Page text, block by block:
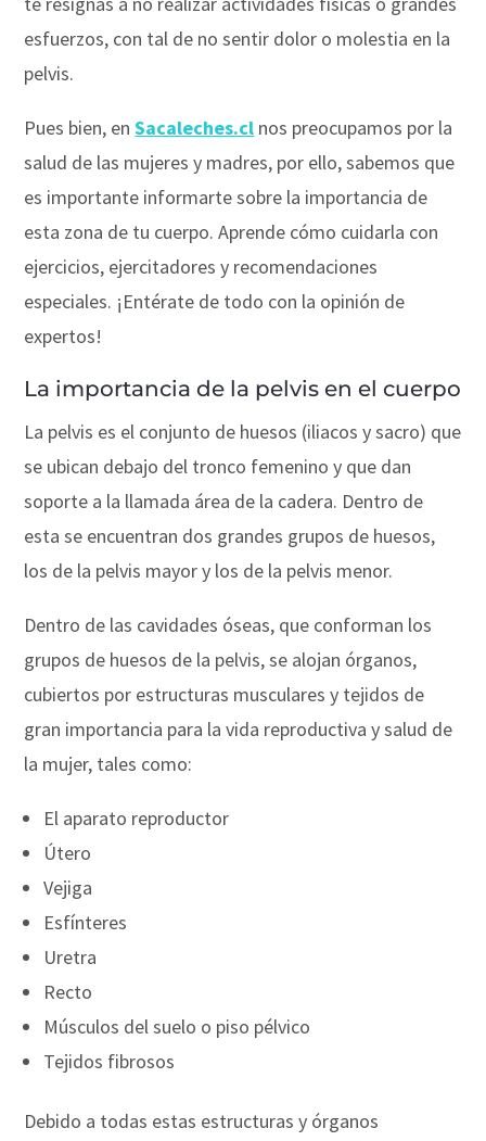
esfuerzos, con tal de no sentir dolor o molestia en la
pelvis.
Pues bien, enSacaleches.cl nos preocupamos por la
salud de las mujeres y madres, por ello, sabemos que
es importante informarte sobre la importancia de
esta zona de tu cuerpo. Aprende cómo cuidarla con
ejercicios, ejercitadores y recomendaciones
especiales. ¡Entérate de todo con la opinión de
expertos!
La importancia de la pelvis en el cuerpo
La pelvis es el conjunto de huesos (iliacos y sacro) que
se ubican debajo del tronco femenino y que dan
soporte a la llamada área de la cadera. Dentro de
esta se encuentran dos grandes grupos de huesos,
los de la pelvis mayor y los de la pelvis menor.
Dentro de las cavidades óseas, que conforman los
grupos de huesos de la pelvis, se alojan órganos,
cubiertos por estructuras musculares y tejidos de
gran importancia para la vida reproductiva y salud de
la mujer, tales como:
El aparato reproductor
Útero
Vejiga
Esfínteres
Uretra
Recto
Músculos del suelo o piso pélvico
Tejidos fibrosos
Debido a todas estas estructuras y órganos